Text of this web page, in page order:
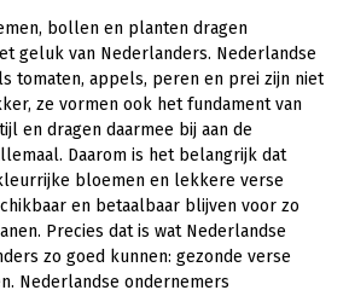
bollen en planten dragen
geluk van Nederlanders. Nederlandse
tomaten, appels, peren en prei zijn niet
ze vormen ook het fundament van
en dragen daarmee bij aan de
Daarom is het belangrijk dat
bloemen en lekkere verse
en betaalbaar blijven voor zo
Precies dat is wat Nederlandse
zo goed kunnen: gezonde verse
Nederlandse ondernemers